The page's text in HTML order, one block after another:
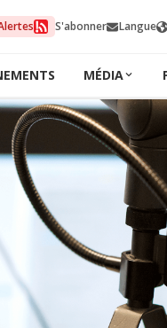
S'abonner Langue
MÉDIA